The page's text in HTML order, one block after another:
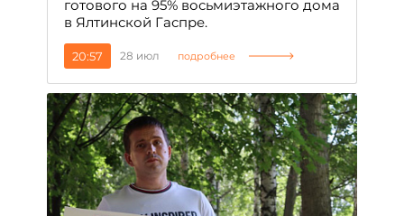
готового на 95% восьмиэтажного дома
в Ялтинской Гаспре.
20:57 28 июл подробнее